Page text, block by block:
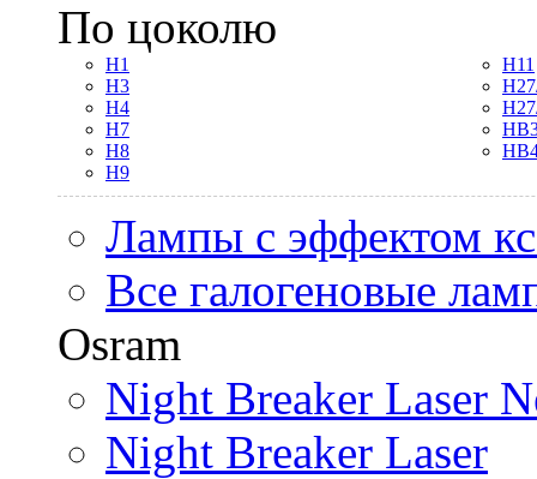
По цоколю
H1
H3
H4
H7
H8
H9
H11
Лампы с эффектом
Все галогеновые
Osram
Night Breaker Laser
Night Breaker Laser